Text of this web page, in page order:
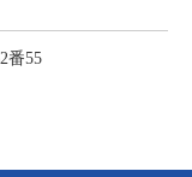
番55